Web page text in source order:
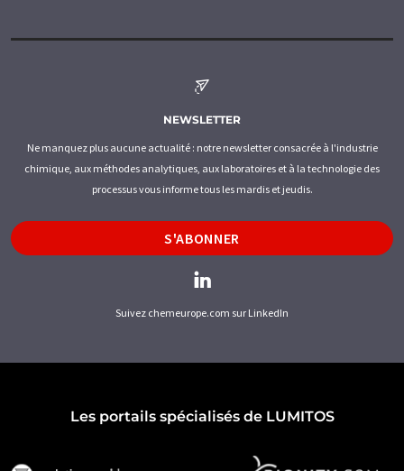
NEWSLETTER
Ne manquez plus aucune actualité : notre newsletter consacrée à l'industrie
chimique, aux méthodes analytiques, aux laboratoires et à la technologie des
processus vous informe tous les mardis et jeudis.
S'ABONNER
Suivez chemeurope.com sur LinkedIn
Les portails spécialisés de LUMITOS